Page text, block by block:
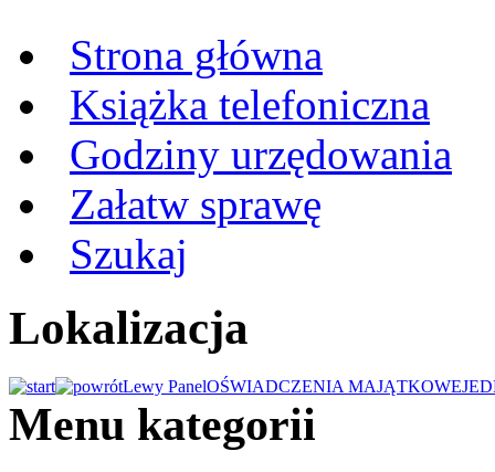
Strona główna
Książka telefoniczna
Godziny urzędowania
Załatw sprawę
Szukaj
Lokalizacja
Lewy PanelOŚWIADCZENIA MAJĄTKOWE
Menu kategorii